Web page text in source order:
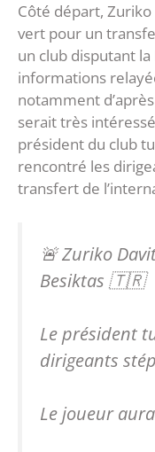
Côté départ,
vert pour un
un club disputant
informations
notamment
serait très intéressé
président du club
rencontré les
transfert de
🚨 Zuriko
Besiktas 🇹🇷
Le président
dirigeants
Le joueur